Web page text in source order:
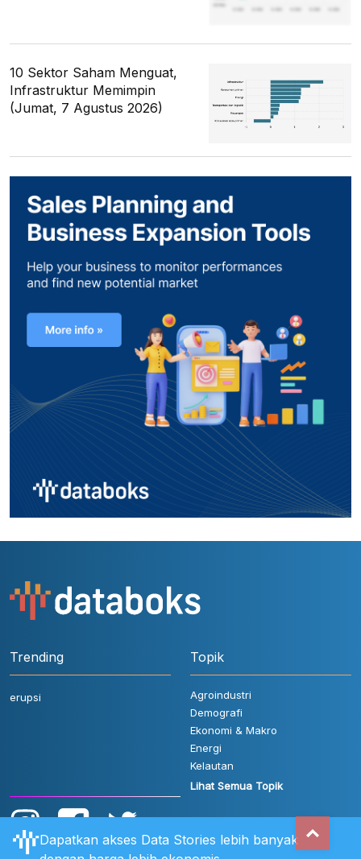
10 Sektor Saham Menguat,
Infrastruktur Memimpin
(Jumat, 7 Agustus 2026)
Trending
erupsi
Topik
Agroindustri
Demografi
Ekonomi & Makro
Energi
Kelautan
Lihat Semua Topik
Dapatkan akses Data Stories lebih banyak